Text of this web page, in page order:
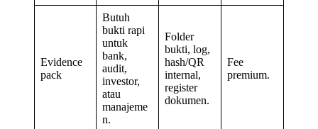
Evidence
pack
Butuh
bukti rapi
untuk
bank,
audit,
investor,
atau
manajeme
n.
Folder
bukti, log,
hash/QR
internal,
register
dokumen.
Fee
premium.